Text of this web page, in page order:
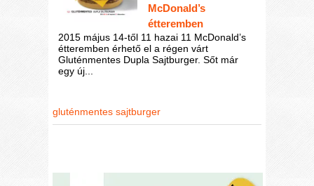
McDonald’s
étteremben
2015 május 14-től 11 hazai 11 McDonald’s
étteremben érhető el a régen várt
Gluténmentes Dupla Sajtburger. Sőt már
egy új...
gluténmentes sajtburger